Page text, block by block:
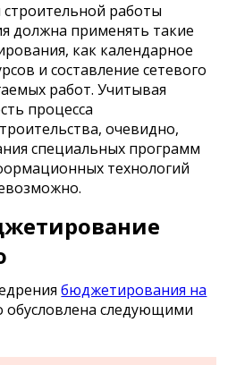
работы
должна применять такие
как календарное
и составление сетевого
работ. Учитывая
процесса
очевидно,
специальных программ
технологий
бюджетирования на
обусловлена следующими